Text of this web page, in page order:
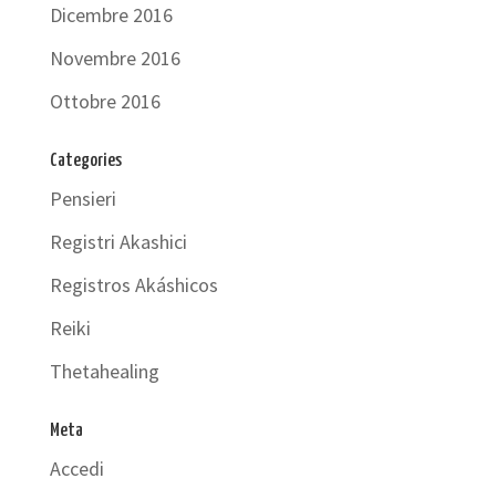
Dicembre 2016
Novembre 2016
Ottobre 2016
Categories
Pensieri
Registri Akashici
Registros Akáshicos
Reiki
Thetahealing
Meta
Accedi